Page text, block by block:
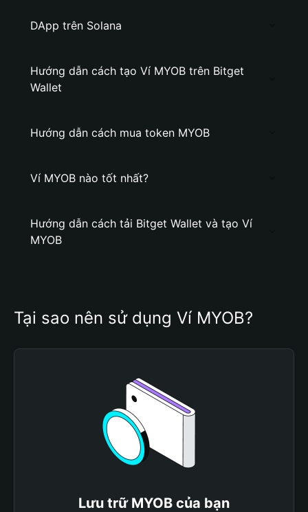
DApp trên Solana
Hướng dẫn cách tạo Ví MYOB trên Bitget
Wallet
Hướng dẫn cách mua token MYOB
Ví MYOB nào tốt nhất?
Hướng dẫn cách tải Bitget Wallet và tạo Ví
MYOB
Tại sao nên sử dụng Ví MYOB?
Lưu trữ MYOB của bạn